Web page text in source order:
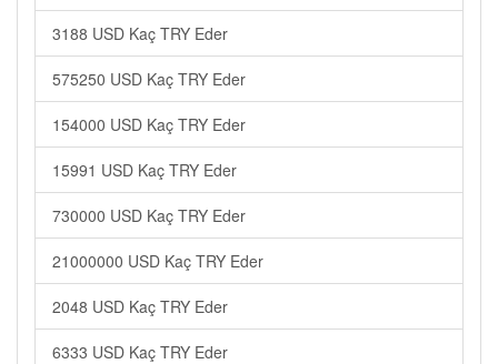
3188 USD Kaç TRY Eder
575250 USD Kaç TRY Eder
154000 USD Kaç TRY Eder
15991 USD Kaç TRY Eder
730000 USD Kaç TRY Eder
21000000 USD Kaç TRY Eder
2048 USD Kaç TRY Eder
6333 USD Kaç TRY Eder